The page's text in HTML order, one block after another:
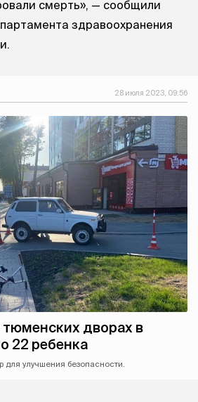
смерть», — сообщили
здравоохранения
28 июля 2023, 09:56
тюменских дворах в
22 ребенка
улучшения безопасности.